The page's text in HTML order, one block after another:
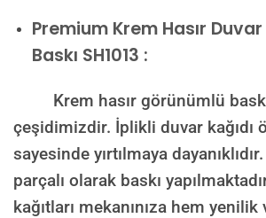
Premium Krem Hasır Duvar
Baskı SH1013 :
Krem hasır görünümlü baskı
çeşidimizdir. İplikli duvar kağıdı
sayesinde yırtılmaya
parçalı olarak baskı
kağıtları mekanınıza hem